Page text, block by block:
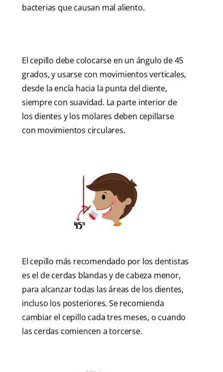
bacterias que causan mal aliento.
El cepillo debe colocarse en un ángulo de 45
grados, y usarse con movimientos verticales,
desde la encía hacia la punta del diente,
siempre con suavidad. La parte interior de
los dientes y los molares deben cepillarse
con movimientos circulares.
El cepillo más recomendado por los dentistas
es el de cerdas blandas y de cabeza menor,
para alcanzar todas las áreas de los dientes,
incluso los posteriores. Se recomienda
cambiar el cepillo cada tres meses, o cuando
las cerdas comiencen a torcerse.